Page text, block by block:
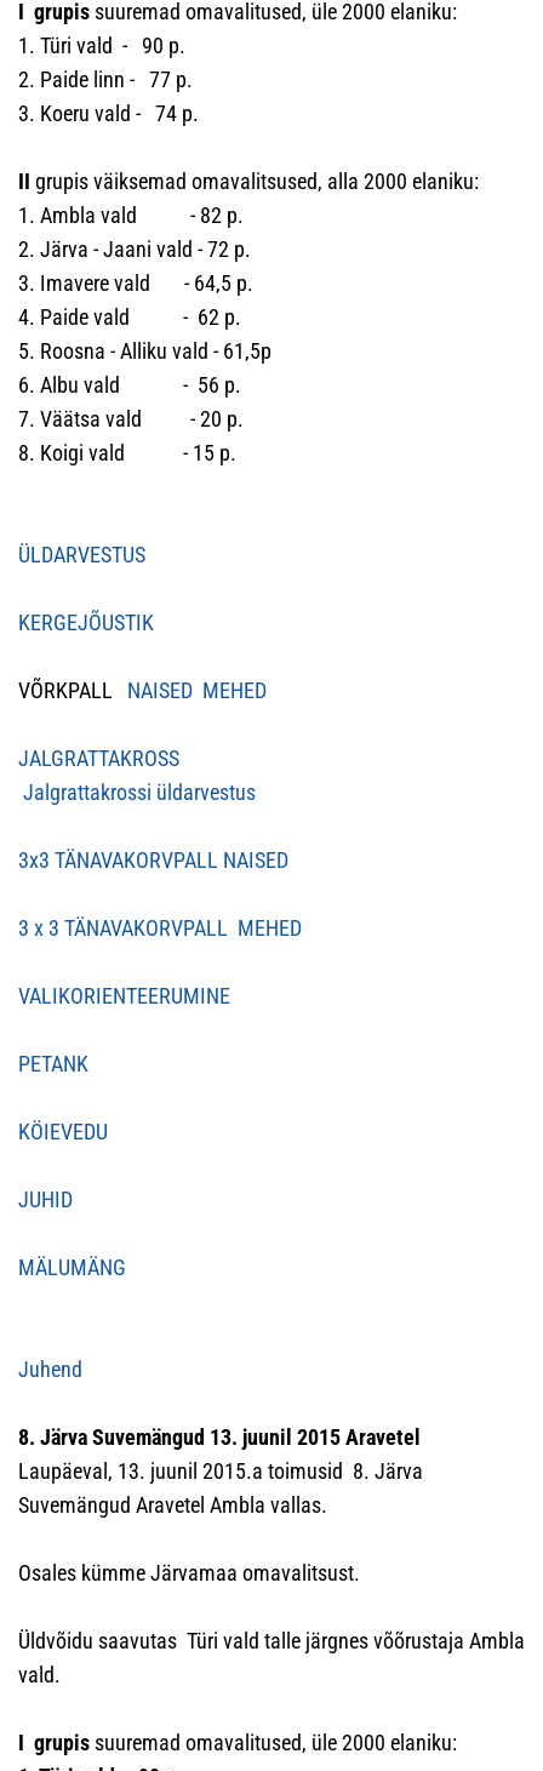
I grupis suuremad omavalitused, üle 2000 elaniku:
1. Türi vald - 90 p.
2. Paide linn - 77 p.
3. Koeru vald - 74 p.
II grupis väiksemad omavalitsused, alla 2000 elaniku:
1. Ambla vald - 82 p.
2. Järva - Jaani vald - 72 p.
3. Imavere vald - 64,5 p.
4. Paide vald - 62 p.
5. Roosna - Alliku vald - 61,5p
6. Albu vald - 56 p.
7. Väätsa vald - 20 p.
8. Koigi vald - 15 p.
ÜLDARVESTUS
KERGEJÕUSTIK
VÕRKPALL NAISED MEHED
JALGRATTAKROSS
Jalgrattakrossi üldarvestus
3x3 TÄNAVAKORVPALL NAISED
3 x 3 TÄNAVAKORVPALL MEHED
VALIKORIENTEERUMINE
PETANK
KÖIEVEDU
JUHID
MÄLUMÄNG
Juhend
8. Järva Suvemängud 13. juunil 2015 Aravetel
Laupäeval, 13. juunil 2015.a toimusid 8. Järva
Suvemängud Aravetel Ambla vallas.
Osales kümme Järvamaa omavalitsust.
Üldvõidu saavutas Türi vald talle järgnes võõrustaja Ambla
vald.
I grupis suuremad omavalitused, üle 2000 elaniku: